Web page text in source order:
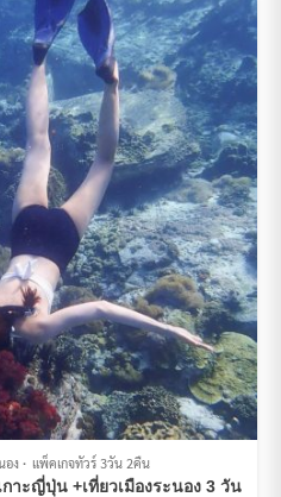
อง แพ็คเกจทัวร์ 3วัน 2คืน
าะญี่ปุ่น +เที่ยวเมืองระนอง 3 วัน